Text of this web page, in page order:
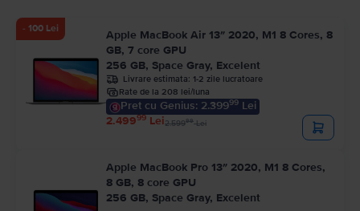
- 100 Lei
Apple MacBook Air 13″ 2020, M1 8 Cores, 8
GB, 7 core GPU
256 GB, Space Gray, Excelent
Livrare estimata: 1-2 zile lucratoare
Rate de la 208 lei/luna
Pret cu Genius: 2.39999 Lei
2.49999 Lei2.59999Lei
Apple MacBook Pro 13″ 2020, M1 8 Cores,
8 GB, 8 core GPU
256 GB, Space Gray, Excelent